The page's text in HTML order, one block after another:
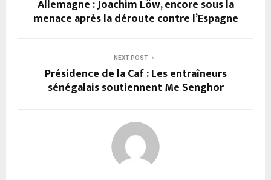
Allemagne : Joachim Löw, encore sous la
menace après la déroute contre l’Espagne
NEXT POST
Présidence de la Caf : Les entraîneurs
sénégalais soutiennent Me Senghor